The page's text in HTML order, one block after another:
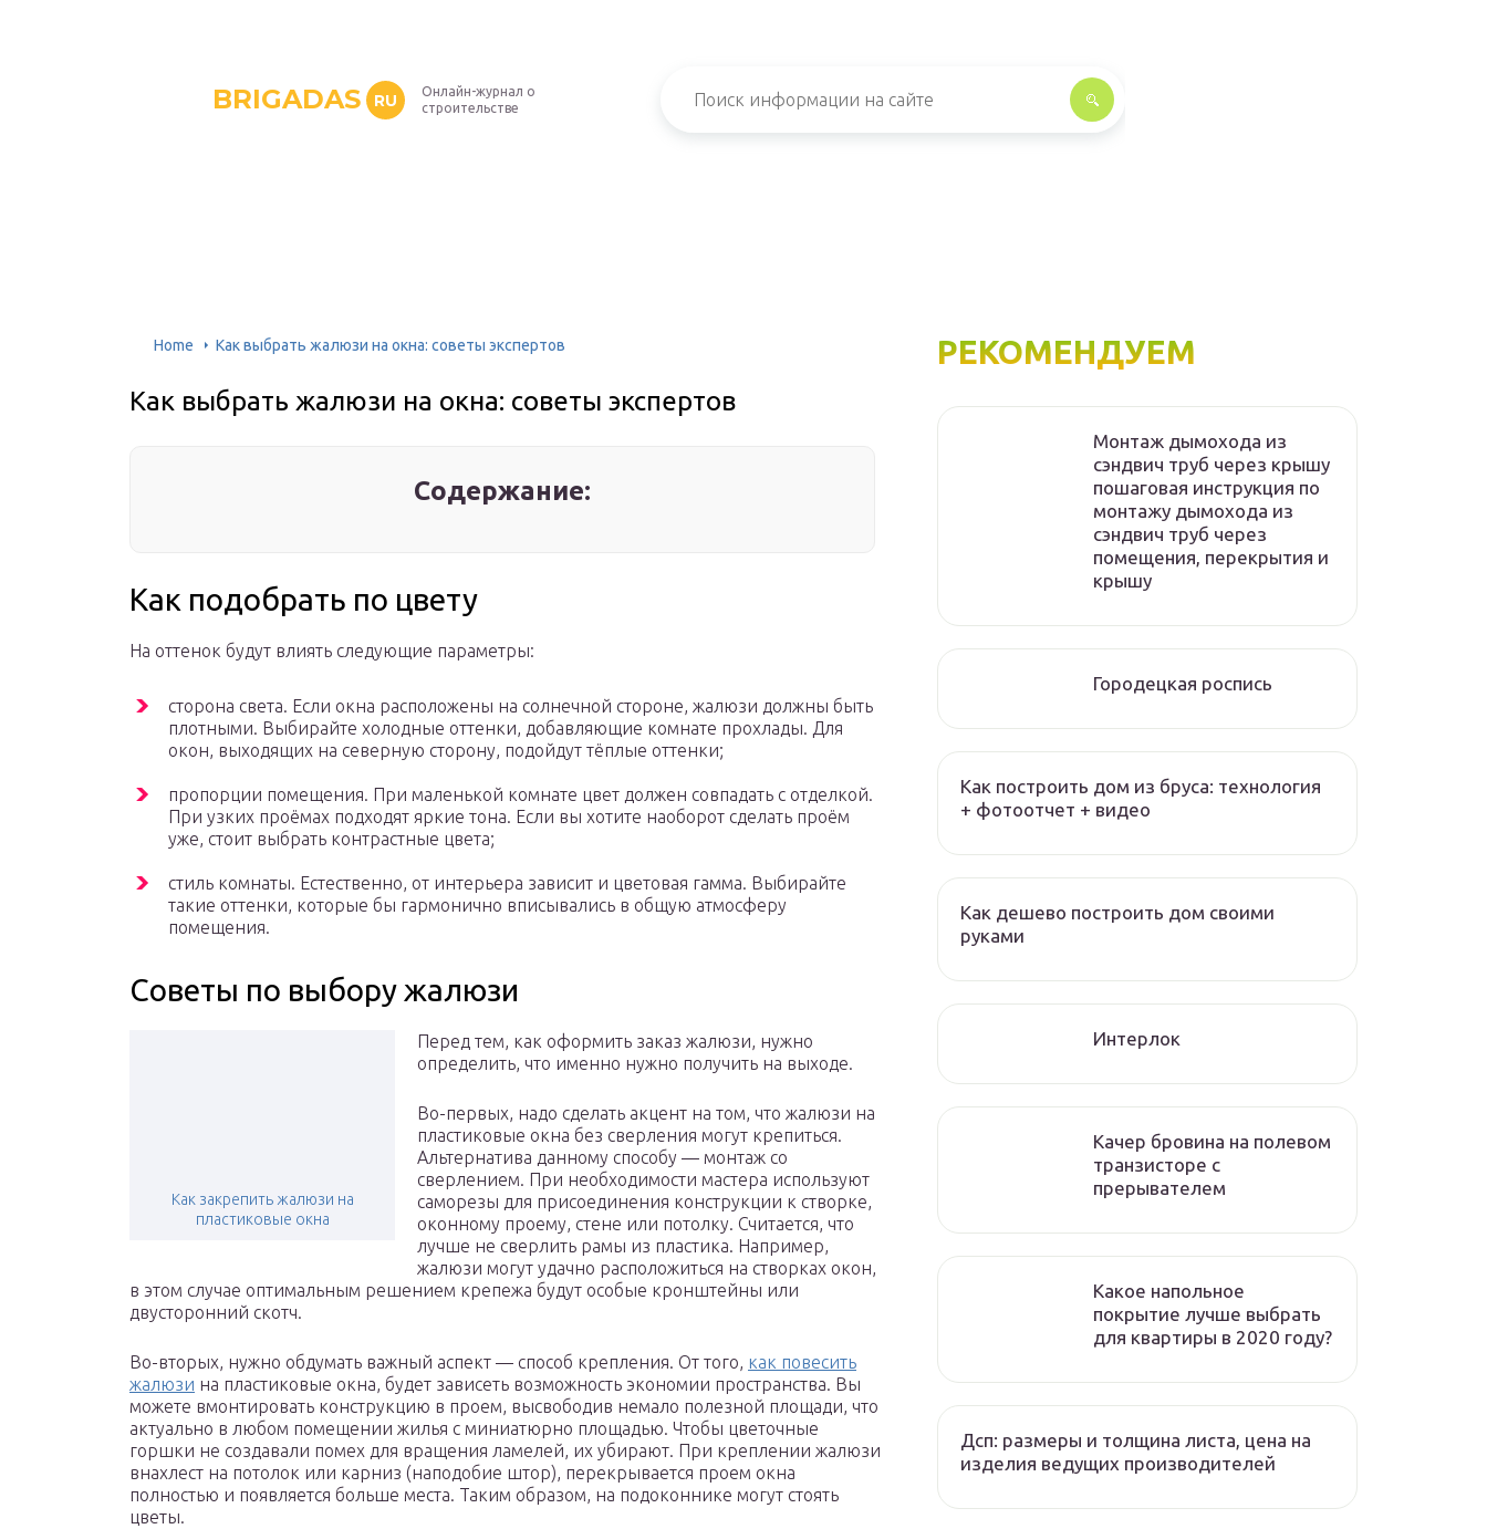
BRIGADAS RU
Онлайн-журнал о
строительстве
Home Как выбрать жалюзи на окна: советы экспертов
Как выбрать жалюзи на окна: советы экспертов
Содержание:
Как подобрать по цвету
На оттенок будут влиять следующие параметры:
сторона света. Если окна расположены на солнечной стороне, жалюзи должны быть
плотными. Выбирайте холодные оттенки, добавляющие комнате прохлады. Для
окон, выходящих на северную сторону, подойдут тёплые оттенки;
пропорции помещения. При маленькой комнате цвет должен совпадать с отделкой.
При узких проёмах подходят яркие тона. Если вы хотите наоборот сделать проём
уже, стоит выбрать контрастные цвета;
стиль комнаты. Естественно, от интерьера зависит и цветовая гамма. Выбирайте
такие оттенки, которые бы гармонично вписывались в общую атмосферу
помещения.
Советы по выбору жалюзи
Как закрепить жалюзи на
пластиковые окна
Перед тем, как оформить заказ жалюзи, нужно
определить, что именно нужно получить на выходе.
Во-первых, надо сделать акцент на том, что жалюзи на
пластиковые окна без сверления могут крепиться.
Альтернатива данному способу — монтаж со
сверлением. При необходимости мастера используют
саморезы для присоединения конструкции к створке,
оконному проему, стене или потолку. Считается, что
лучше не сверлить рамы из пластика. Например,
жалюзи могут удачно расположиться на створках окон,
в этом случае оптимальным решением крепежа будут особые кронштейны или
двусторонний скотч.
Во-вторых, нужно обдумать важный аспект — способ крепления. От того, как повесить
жалюзи на пластиковые окна, будет зависеть возможность экономии пространства. Вы
можете вмонтировать конструкцию в проем, высвободив немало полезной площади, что
актуально в любом помещении жилья с миниатюрно площадью. Чтобы цветочные
горшки не создавали помех для вращения ламелей, их убирают. При креплении жалюзи
внахлест на потолок или карниз (наподобие штор), перекрывается проем окна
полностью и появляется больше места. Таким образом, на подоконнике могут стоять
цветы.
РЕКОМЕНДУЕМ
Монтаж дымохода из
сэндвич труб через крышу
пошаговая инструкция по
монтажу дымохода из
сэндвич труб через
помещения, перекрытия и
крышу
Городецкая роспись
Как построить дом из бруса: технология
+ фотоотчет + видео
Как дешево построить дом своими
руками
Интерлок
Качер бровина на полевом
транзисторе с
прерывателем
Какое напольное
покрытие лучше выбрать
для квартиры в 2020 году?
Дсп: размеры и толщина листа, цена на
изделия ведущих производителей